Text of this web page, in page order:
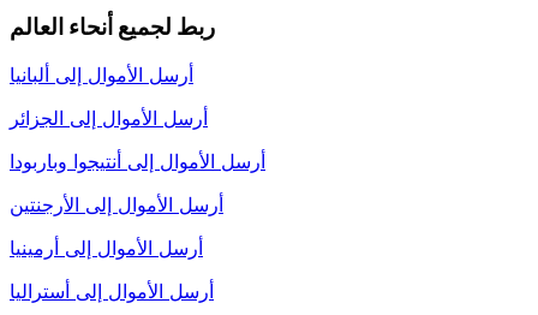
ربط لجميع أنحاء العالم
أرسل الأموال إلى ألبانيا
أرسل الأموال إلى الجزائر
أرسل الأموال إلى أنتيجوا وباربودا
أرسل الأموال إلى الأرجنتين
أرسل الأموال إلى أرمينيا
أرسل الأموال إلى أستراليا